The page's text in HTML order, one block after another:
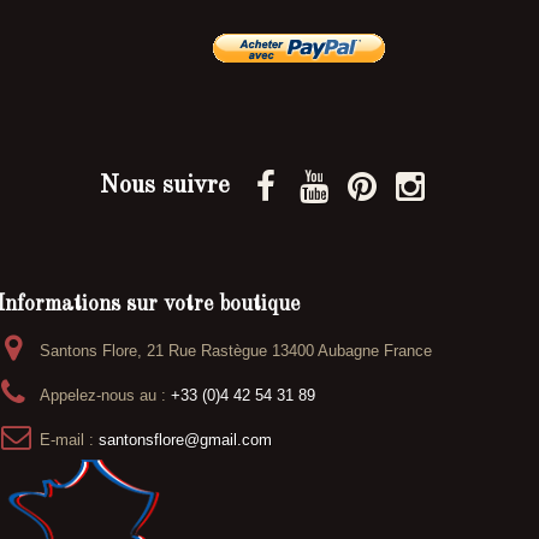
Nous suivre
sur votre boutique
Santons Flore, 21 Rue Rastègue 13400 Aubagne France
Appelez-nous au : +33 (0)4 42 54 31 89
E-mail : santonsflore@gmail.com